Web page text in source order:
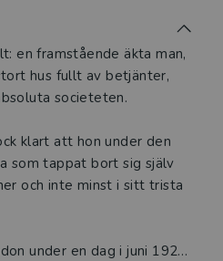
en framstående äkta man,
hus fullt av betjänter,
societeten.
klart att hon under den
som tappat bort sig själv
och inte minst i sitt trista
under en dag i juni 1923.